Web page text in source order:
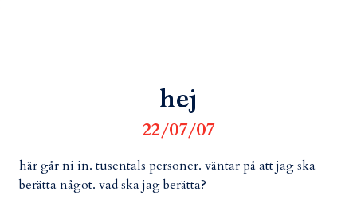
hej
22/07/07
här går ni in. tusentals personer. väntar på att jag ska
berätta något. vad ska jag berätta?